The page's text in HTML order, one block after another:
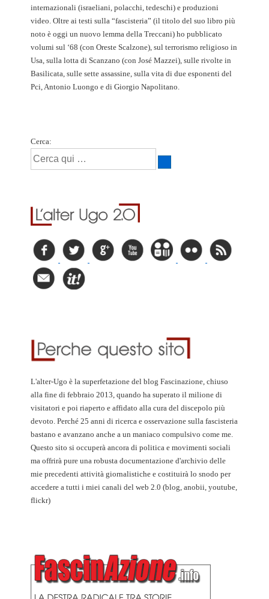
internazionali (israeliani, polacchi, tedeschi) e produzioni
video. Oltre ai testi sulla “fascisteria” (il titolo del suo libro più
noto è oggi un nuovo lemma della Treccani) ho pubblicato
volumi sul ‘68 (con Oreste Scalzone), sul terrorismo religioso in
Usa, sulla lotta di Scanzano (con José Mazzei), sulle rivolte in
Basilicata, sulle sette assassine, sulla vita di due esponenti del
Pci, Antonio Luongo e di Giorgio Napolitano.
Cerca:
L'alter-Ugo è la superfetazione del blog Fascinazione, chiuso
alla fine di febbraio 2013, quando ha superato il milione di
visitatori e poi riaperto e affidato alla cura del discepolo più
devoto. Perché 25 anni di ricerca e osservazione sulla fascisteria
bastano e avanzano anche a un maniaco compulsivo come me.
Questo sito si occuperà ancora di politica e movimenti sociali
ma offrirà pure una robusta documentazione d'archivio delle
mie precedenti attività giornalistiche e costituirà lo snodo per
accedere a tutti i miei canali del web 2.0 (blog, anobii, youtube,
flickr)